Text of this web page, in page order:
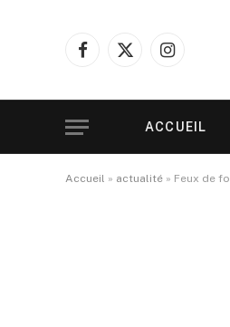
Facebook
X
Instagram
ACCUEIL
Accueil » actualité » Feux de